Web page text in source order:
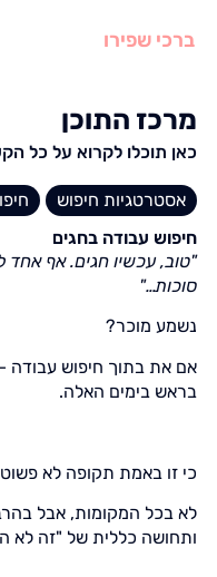
ברכי שפירו
מרכז התוכן
כאן תוכלו לקרוא על כל
אסטרטגיות חיפוש
חיפוש עבודה בחגים
"טוב, עכשיו חגים. אף אחד
סוכות…"
נשמע מוכר?
אם את בתוך חיפוש עבודה
בראש בימים האלה.
כי זו באמת תקופה לא
לא בכל המקומות, אבל
ותחושה כללית של "זה לא